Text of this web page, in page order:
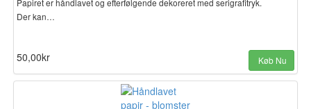
Papiret er håndlavet og efterfølgende dekoreret med serigrafitryk.
Der kan…
50,00kr Køb Nu